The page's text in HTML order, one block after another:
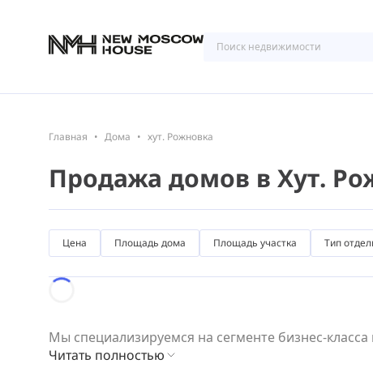
Главная Дома хут. Рожновка
Продажа домов в Хут.
Цена Площадь дома Площадь участка Тип
Loading...
Мы специализируемся на сегменте бизнес-
Читать полностью